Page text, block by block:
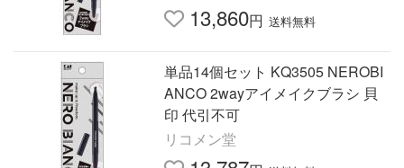
13,860円 送料無料
単品14個セット KQ3505 NEROBI
ANCO 2wayアイメイクブラシ 貝
印 代引不可
リコメン堂